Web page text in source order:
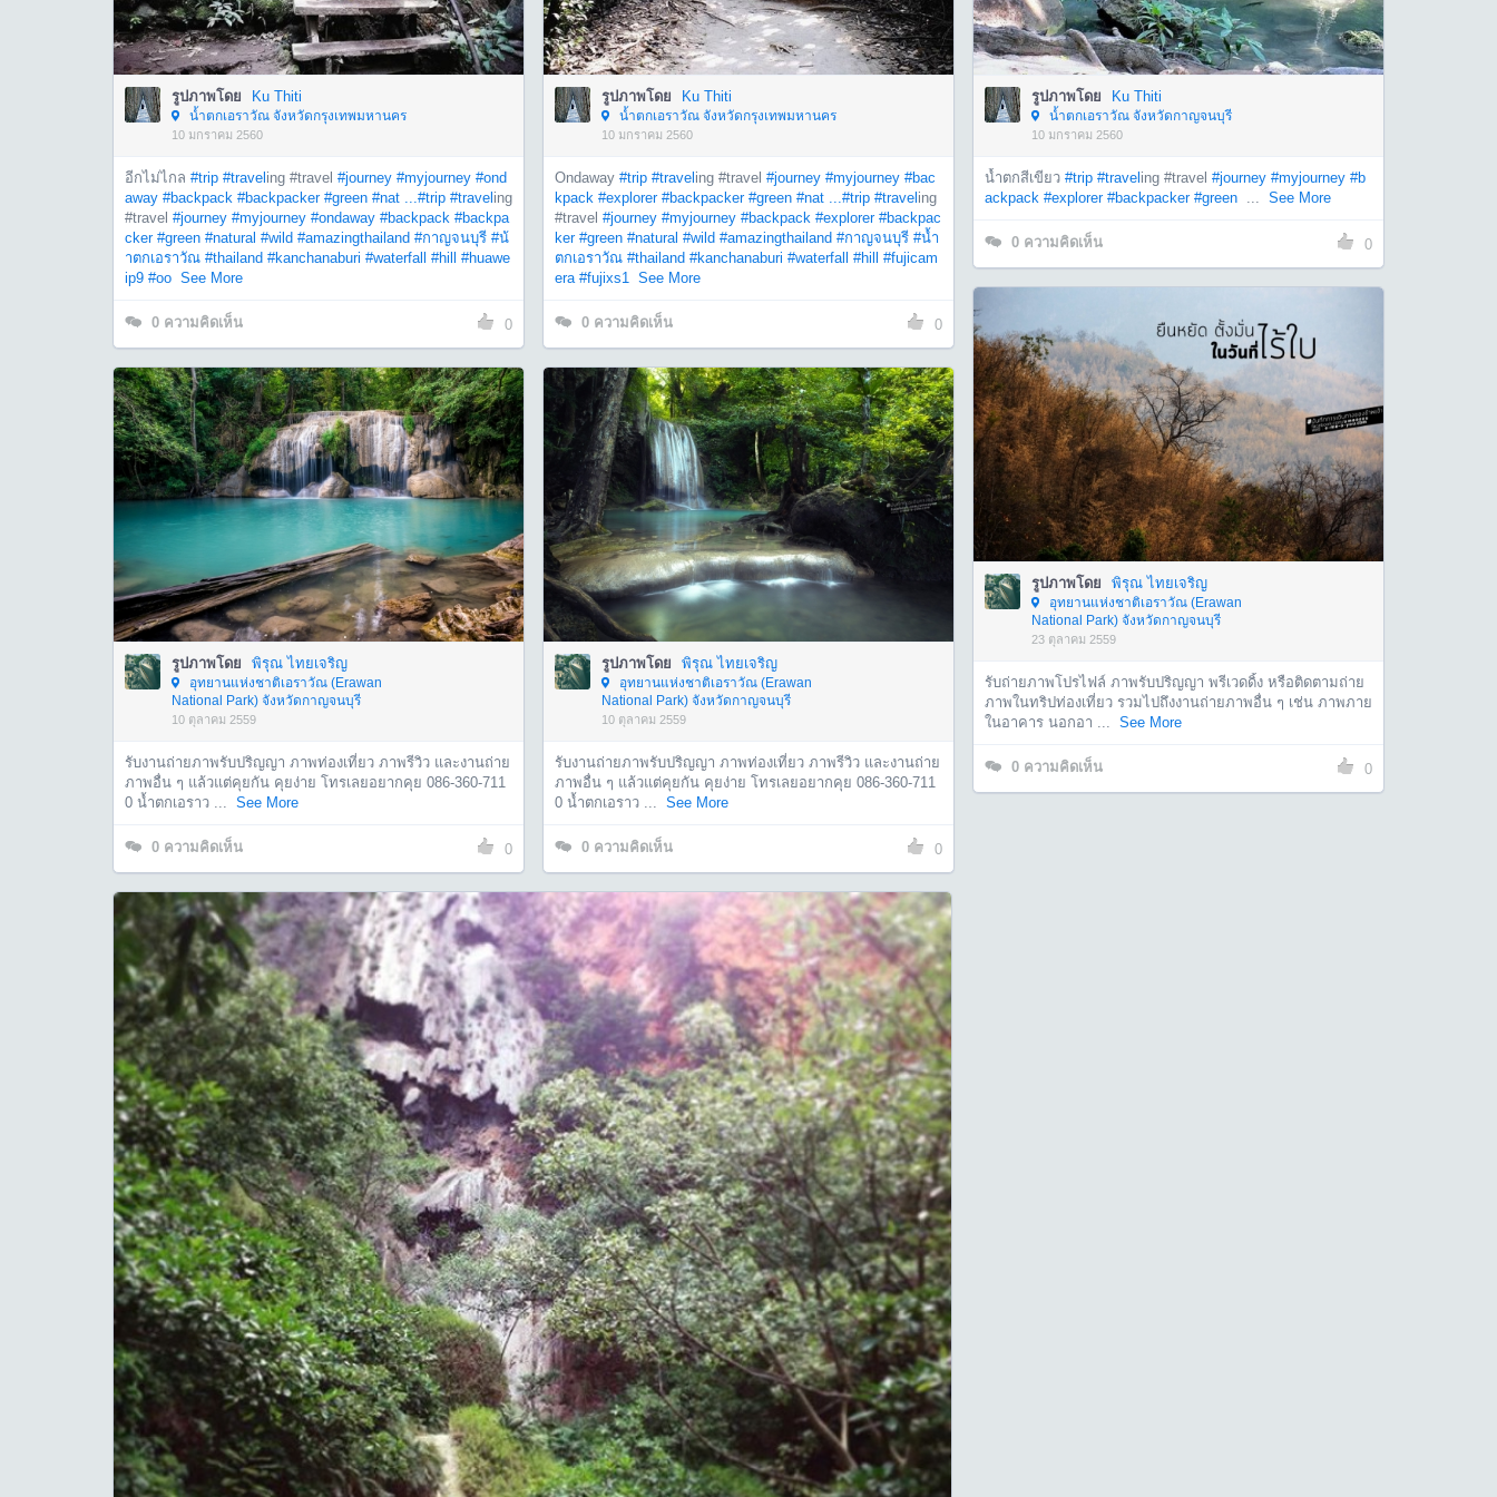
รูปภาพโดย Ku Thiti
น้ำตกเอราวัณ จังหวัดกรุงเทพมหานคร
10 มกราคม 2560
อีกไม่ไกล #trip #travel ing #travel #journey #myjourney #ond
away #backpack #backpacker #green #nat ...#trip #travel ing
#travel #journey #myjourney #ondaway #backpack #backpa
cker #green #natural #wild #amazingthailand #กาญจนบุรี #น้
ำตกเอราวัณ #thailand #kanchanaburi #waterfall #hill
#huawe
ip9 #oo See More
0 ความคิดเห็น 0
รูปภาพโดย Ku Thiti
น้ำตกเอราวัณ จังหวัดกรุงเทพมหานคร
10 มกราคม 2560
Ondaway #trip #travel ing #travel #journey #myjourney #bac
kpack #explorer #backpacker #green #nat ...#trip #travel ing
#travel #journey #myjourney #backpack #explorer #backpac
ker #green #natural #wild #amazingthailand #กาญจนบุรี #น้ำ
ตกเอราวัณ #thailand #kanchanaburi #waterfall #hill
#fujicam
era #fujixs1 See More
0 ความคิดเห็น 0
รูปภาพโดย Ku Thiti
น้ำตกเอราวัณ จังหวัดกาญจนบุรี
10 มกราคม 2560
น้ำตกสีเขียว #trip #travel ing #travel #journey #myjourney #b
ackpack #explorer #backpacker #green ... See More
0 ความคิดเห็น 0
รูปภาพโดย พิรุณ ไทยเจริญ
อุทยานแห่งชาติเอราวัณ (Erawan
National Park) จังหวัดกาญจนบุรี
23 ตุลาคม 2559
รับถ่ายภาพโปรไฟล์ ภาพรับปริญญา พรีเวดดิ้ง หรือติดตามถ่าย
ภาพในทริปท่องเที่ยว รวมไปถึงงานถ่ายภาพอื่น ๆ เช่น ภาพภาย
ในอาคาร นอกอา ... See More
0 ความคิดเห็น 0
รูปภาพโดย พิรุณ ไทยเจริญ
อุทยานแห่งชาติเอราวัณ (Erawan
National Park) จังหวัดกาญจนบุรี
10 ตุลาคม 2559
รับงานถ่ายภาพรับปริญญา ภาพท่องเที่ยว ภาพรีวิว และงานถ่าย
ภาพอื่น ๆ แล้วแต่คุยกัน คุยง่าย โทรเลยอยากคุย 086-360-711
0 น้ำตกเอราว ... See More
0 ความคิดเห็น 0
รูปภาพโดย พิรุณ ไทยเจริญ
อุทยานแห่งชาติเอราวัณ (Erawan
National Park) จังหวัดกาญจนบุรี
10 ตุลาคม 2559
รับงานถ่ายภาพรับปริญญา ภาพท่องเที่ยว ภาพรีวิว และงานถ่าย
ภาพอื่น ๆ แล้วแต่คุยกัน คุยง่าย โทรเลยอยากคุย 086-360-711
0 น้ำตกเอราว ... See More
0 ความคิดเห็น 0